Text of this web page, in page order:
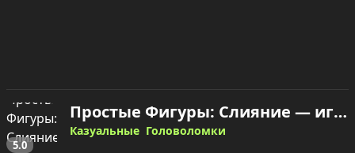
5.0
Простые Фигуры: Слияние — играть онлайн
Казуальные Головоломки